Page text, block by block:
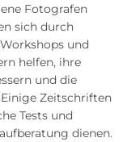
Fotografen
sich durch
und
helfen, ihre
und die
Zeitschriften
Tests und
dienen.